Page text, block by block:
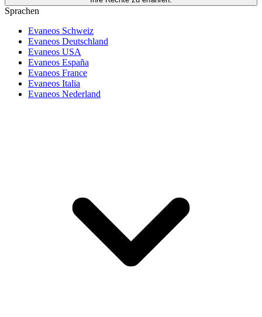
Sprachen
Evaneos Schweiz
Evaneos Deutschland
Evaneos USA
Evaneos España
Evaneos France
Evaneos Italia
Evaneos Nederland